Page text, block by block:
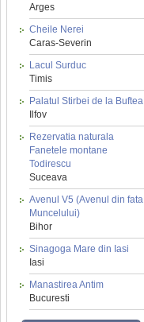
Arges
Cheile Nerei
Caras-Severin
Lacul Surduc
Timis
Palatul Stirbei de la Buftea
Ilfov
Rezervatia naturala
Fanetele montane
Todirescu
Suceava
Avenul V5 (Avenul din fata
Muncelului)
Bihor
Sinagoga Mare din Iasi
Iasi
Manastirea Antim
Bucuresti